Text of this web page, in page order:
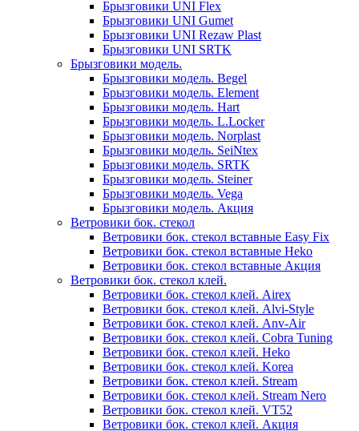
Брызговики UNI Flex
Брызговики UNI Gumet
Брызговики UNI Rezaw Plast
Брызговики UNI SRTK
Брызговики модель.
Брызговики модель. Begel
Брызговики модель. Element
Брызговики модель. Hart
Брызговики модель. L.Locker
Брызговики модель. Norplast
Брызговики модель. SeiNtex
Брызговики модель. SRTK
Брызговики модель. Steiner
Брызговики модель. Vega
Брызговики модель. Акция
Ветровики бок. стекол
Ветровики бок. стекол вставные Easy Fix
Ветровики бок. стекол вставные Heko
Ветровики бок. стекол вставные Акция
Ветровики бок. стекол клей.
Ветровики бок. стекол клей. Airex
Ветровики бок. стекол клей. Alvi-Style
Ветровики бок. стекол клей. Anv-Air
Ветровики бок. стекол клей. Cobra Tuning
Ветровики бок. стекол клей. Heko
Ветровики бок. стекол клей. Korea
Ветровики бок. стекол клей. Stream
Ветровики бок. стекол клей. Stream Nero
Ветровики бок. стекол клей. VT52
Ветровики бок. стекол клей. Акция